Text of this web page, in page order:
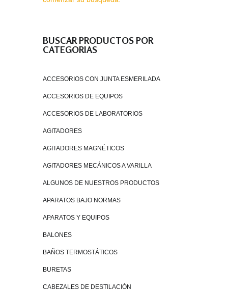
BUSCAR PRODUCTOS POR
CATEGORIAS
ACCESORIOS CON JUNTA ESMERILADA
ACCESORIOS DE EQUIPOS
ACCESORIOS DE LABORATORIOS
AGITADORES
AGITADORES MAGNÉTICOS
AGITADORES MECÁNICOS A VARILLA
ALGUNOS DE NUESTROS PRODUCTOS
APARATOS BAJO NORMAS
APARATOS Y EQUIPOS
BALONES
BAÑOS TERMOSTÁTICOS
BURETAS
CABEZALES DE DESTILACIÓN